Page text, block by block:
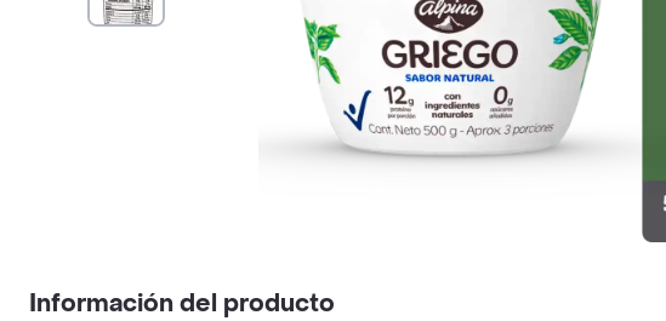
Información del producto